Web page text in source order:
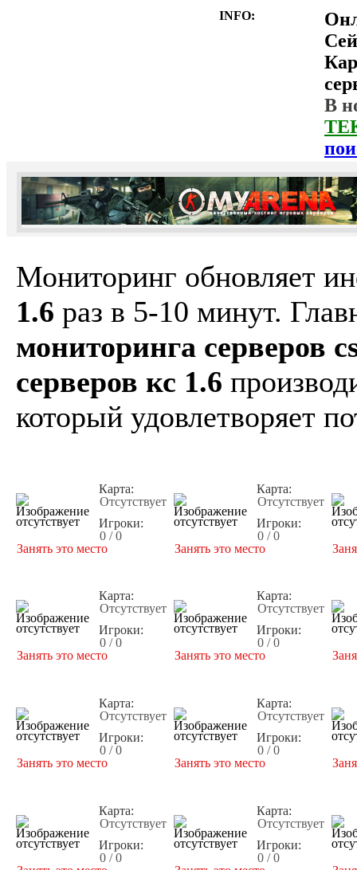
INFO:
В
Мониторинг обновляет
1.6 раз в 5-10 минут.
мониторинга серверов
серверов кс 1.6
который удовлетворяет
Карта:
Отсутствует
Игроки:
0 / 0
Занять это место
Карта:
Отсутствует
Игроки:
0 / 0
Занять это место
Карта:
Отсутствует
Игроки:
0 / 0
Занять это место
Карта:
Отсутствует
Игроки:
0 / 0
Занять это место
Карта:
Отсутствует
Игроки:
0 / 0
Занять это место
Карта:
Отсутствует
Игроки:
0 / 0
Занять это место
Карта:
Отсутствует
Игроки:
0 / 0
Карта:
Отсутствует
Игроки:
0 / 0